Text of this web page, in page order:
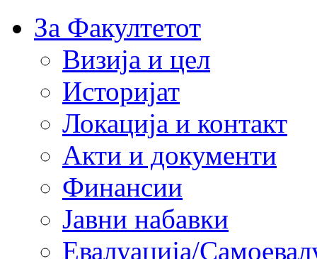
За Факултетот
Визија и цел
Историјат
Локација и контакт
Акти и документи
Финансии
Јавни набавки
Евалуација/